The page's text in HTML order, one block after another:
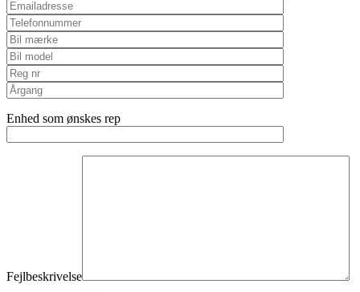
Enhed som ønskes rep
Fejlbeskrivelse